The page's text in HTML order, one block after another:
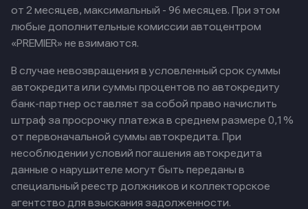
от 2 месяцев, максимальный - 96 месяцев. При этом
любые дополнительные комиссии автоцентром
«PREMIER» не взимаются.
В случае невозвращения в условленный срок суммы
автокредита или суммы процентов по автокредиту
банк-партнер оставляет за собой право начислить
штраф за просрочку платежа в среднем размере 0,1%
от первоначальной суммы автокредита. При
несоблюдении условий погашения автокредита
данные о нарушителе могут быть переданы в
специальный реестр должников и коллекторское
агентство для взыскания задолженности.